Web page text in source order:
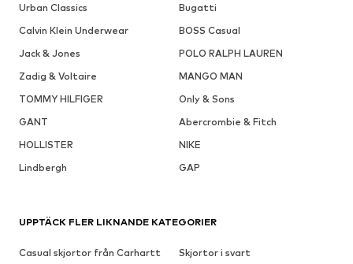
Urban Classics
Bugatti
Calvin Klein Underwear
BOSS Casual
Jack & Jones
POLO RALPH LAUREN
Zadig & Voltaire
MANGO MAN
TOMMY HILFIGER
Only & Sons
GANT
Abercrombie & Fitch
HOLLISTER
NIKE
Lindbergh
GAP
UPPTÄCK FLER LIKNANDE KATEGORIER
Casual skjortor från Carhartt
Skjortor i svart